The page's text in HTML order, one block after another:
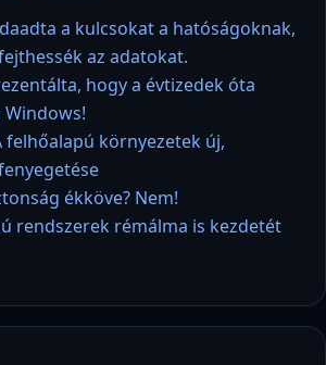
a kulcsokat a hatóságoknak,
az adatokat.
hogy a évtizedek óta
felhőalapú környezetek új,
ékköve? Nem!
rendszerek rémálma is kezdetét